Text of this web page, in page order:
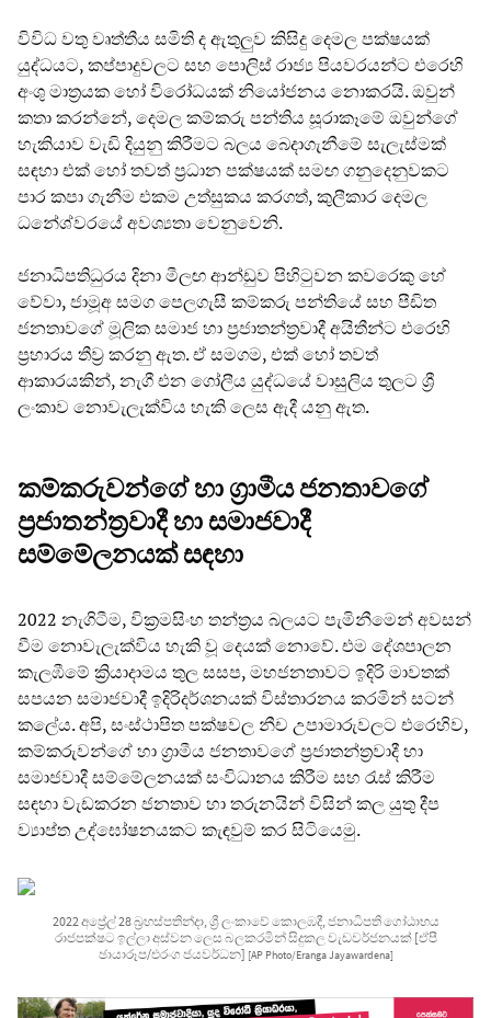
විවිධ වතු වෘත්තීය සමිති ද ඇතුලුව කිසිදු දෙමල පක්ෂයක්
යුද්ධයට, කප්පාදුවලට සහ පොලිස් රාජ්‍ය පියවරයන්ට එරෙහි
අංශු මාත්‍රයක හෝ විරෝධයක් නියෝජනය නොකරයි. ඔවුන්
කතා කරන්නේ, දෙමල කම්කරු පන්තිය සූරාකෑමේ ඔවුන්ගේ
හැකියාව වැඩි දියුනු කිරීමට බලය බෙදාගැනීමේ සැලැස්මක්
සඳහා එක් හෝ තවත් ප්‍රධාන පක්ෂයක් සමඟ ගනුදෙනුවකට
පාර කපා ගැනීම එකම උත්සුකය කරගත්, කුලීකාර දෙමල
ධනේශ්වරයේ අවශ්‍යතා වෙනුවෙනි.
ජනාධිපතිධුරය දිනා මීලඟ ආන්ඩුව පිහිටුවන කවරෙකු හේ
වේවා, ජාමූඅ සමග පෙලගැසී කම්කරු පන්තියේ සහ පීඩිත
ජනතාවගේ මූලික සමාජ හා ප්‍රජාතන්ත්‍රවාදී අයිතීන්ට එරෙහි
ප්‍රහාරය තීව්‍ර කරනු ඇත. ඒ සමගම, එක් හෝ තවත්
ආකාරයකින්, නැගී එන ගෝලීය යුද්ධයේ වාසුලිය තුලට ශ්‍රී
ලංකාව නොවැලැක්විය හැකි ලෙස ඇදී යනු ඇත.
කම්කරුවන්ගේ හා ග්‍රාමීය ජනතාවගේ
ප්‍රජාතන්ත්‍රවාදී හා සමාජවාදී
සම්මේලනයක් සඳහා
2022 නැගිටීම, වික්‍රමසිංහ තන්ත්‍රය බලයට පැමිනීමෙන් අවසන්
වීම නොවැලැක්විය හැකි වූ දෙයක් නොවේ. එම දේශපාලන
කැලඹීමේ ක්‍රියාදාමය තුල සසප, මහජනතාවට ඉදිරි මාවතක්
සපයන සමාජවාදී ඉදිරිදර්ශනයක් විස්තාරනය කරමින් සටන්
කලේය. අපි, සංස්ථාපිත පක්ෂවල නීච උපාමාරුවලට එරෙහිව,
කම්කරුවන්ගේ හා ග්‍රාමීය ජනතාවගේ ප්‍රජාතන්ත්‍රවාදී හා
සමාජවාදී සම්මේලනයක් සංවිධානය කිරීම සහ රැස් කිරීම
සඳහා වැඩකරන ජනතාව හා තරුනයින් විසින් කල යුතු දීප
ව්‍යාප්ත උද්ඝෝෂනයකට කැඳවුම් කර සිටියෙමු.
2022 අප්‍රේල් 28 බ්‍රහස්පතින්දා, ශ්‍රී ලංකාවේ කොලඹදී, ජනාධිපති ගෝඨාභය
රාජපක්ෂට ඉල්ලා අස්වන ලෙස බලකරමින් සිදුකල වැඩවර්ජනයක් [ඒපී
ඡායාරූප/එරංග ජයවර්ධන] [AP Photo/Eranga Jayawardena]